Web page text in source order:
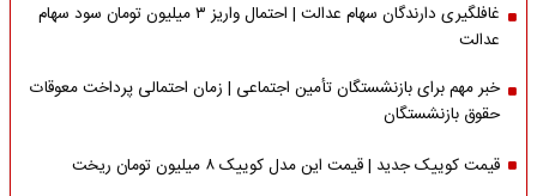
غافلگیری دارندگان سهام عدالت | احتمال واریز ۳ میلیون تومان سود سهام
عدالت
خبر مهم برای بازنشستگان تأمین اجتماعی | زمان احتمالی پرداخت معوقات
حقوق بازنشستگان
قیمت کوییک جدید | قیمت این مدل کوییک ۸ میلیون تومان ریخت